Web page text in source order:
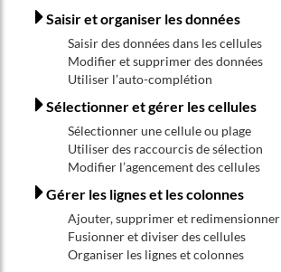
Saisir et organiser les données
Saisir des données dans les cellules
Modifier et supprimer des données
Utiliser l’auto-complétion
Sélectionner et gérer les cellules
Sélectionner une cellule ou plage
Utiliser des raccourcis de sélection
Modifier l’agencement des cellules
Gérer les lignes et les colonnes
Ajouter, supprimer et redimensionner
Fusionner et diviser des cellules
Organiser les lignes et colonnes